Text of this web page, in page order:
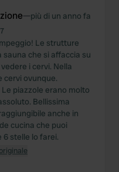
—più di un anno fa
Le strutture
che si affaccia su
i cervi. Nella
cervi ovunque.
piazzole erano molto
Bellissima
anche in
cucina che puoi
6 stelle lo farei.